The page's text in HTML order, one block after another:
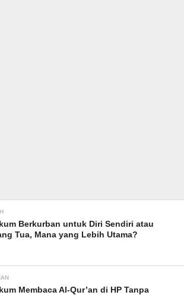
Berkurban untuk Diri Sendiri atau
Tua, Mana yang Lebih Utama?
Membaca Al-Qur’an di HP Tanpa